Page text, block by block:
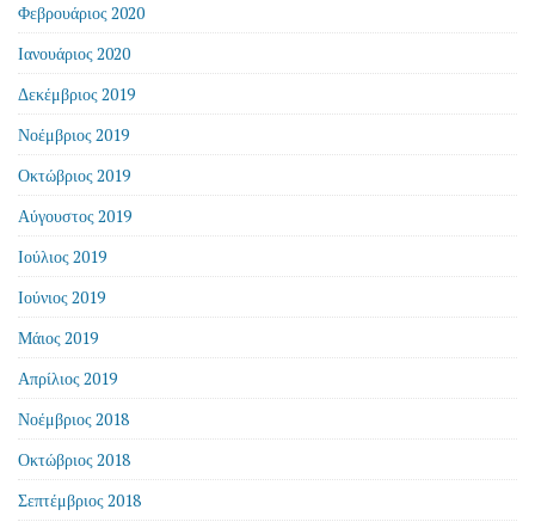
Φεβρουάριος 2020
Ιανουάριος 2020
Δεκέμβριος 2019
Νοέμβριος 2019
Οκτώβριος 2019
Αύγουστος 2019
Ιούλιος 2019
Ιούνιος 2019
Μάιος 2019
Απρίλιος 2019
Νοέμβριος 2018
Οκτώβριος 2018
Σεπτέμβριος 2018